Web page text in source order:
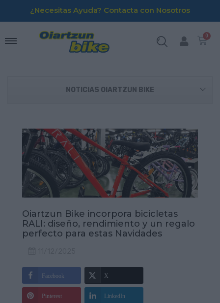
¿Necesitas Ayuda? Contacta con Nosotros
NOTICIAS OIARTZUN BIKE
Oiartzun Bike incorpora bicicletas
RALI: diseño, rendimiento y un regalo
perfecto para estas Navidades
Facebook X
Pinterest LinkedIn